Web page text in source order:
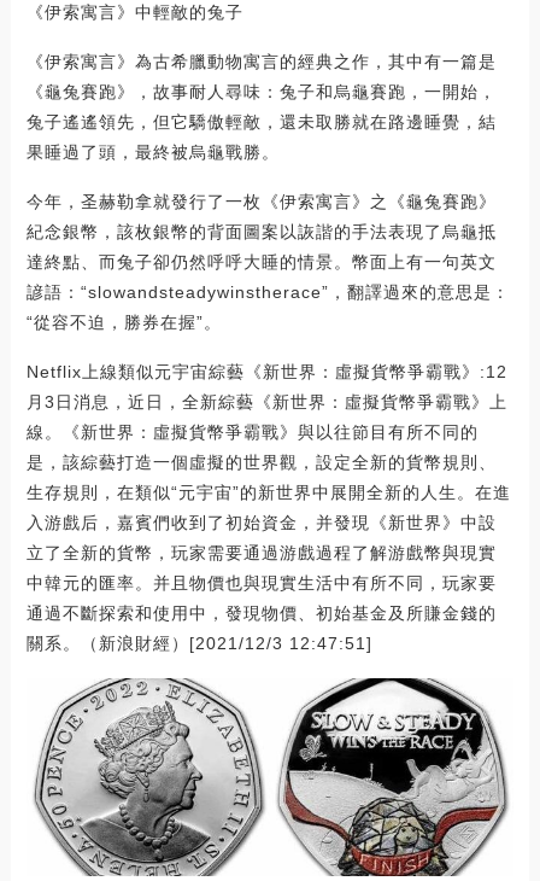
《伊索寓言》中輕敵的兔子
《伊索寓言》為古希臘動物寓言的經典之作，其中有一篇是
《龜兔賽跑》，故事耐人尋味：兔子和烏龜賽跑，一開始，
兔子遙遙領先，但它驕傲輕敵，還未取勝就在路邊睡覺，結
果睡過了頭，最終被烏龜戰勝。
今年，圣赫勒拿就發行了一枚《伊索寓言》之《龜兔賽跑》
紀念銀幣，該枚銀幣的背面圖案以詼諧的手法表現了烏龜抵
達終點、而兔子卻仍然呼呼大睡的情景。幣面上有一句英文
諺語：“slowandsteadywinstherace”，翻譯過來的意思是：
“從容不迫，勝券在握”。
Netflix上線類似元宇宙綜藝《新世界：虛擬貨幣爭霸戰》:12
月3日消息，近日，全新綜藝《新世界：虛擬貨幣爭霸戰》上
線。《新世界：虛擬貨幣爭霸戰》與以往節目有所不同的
是，該綜藝打造一個虛擬的世界觀，設定全新的貨幣規則、
生存規則，在類似“元宇宙”的新世界中展開全新的人生。在進
入游戲后，嘉賓們收到了初始資金，并發現《新世界》中設
立了全新的貨幣，玩家需要通過游戲過程了解游戲幣與現實
中韓元的匯率。并且物價也與現實生活中有所不同，玩家要
通過不斷探索和使用中，發現物價、初始基金及所賺金錢的
關系。（新浪財經）[2021/12/3 12:47:51]